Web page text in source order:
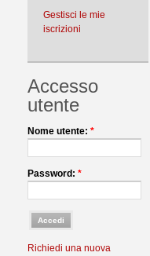
Gestisci le mie
iscrizioni
Accesso
utente
Nome utente: *
Password: *
Richiedi una nuova